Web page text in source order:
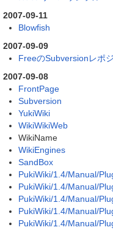
2007-09-11
Blowfish
2007-09-09
FreeのSubversionレポ
2007-09-08
FrontPage
Subversion
YukiWiki
WikiWikiWeb
WikiName
WikiEngines
SandBox
PukiWiki/1.4/Manual/
PukiWiki/1.4/Manual/
PukiWiki/1.4/Manual/
PukiWiki/1.4/Manual/
PukiWiki/1.4/Manual/